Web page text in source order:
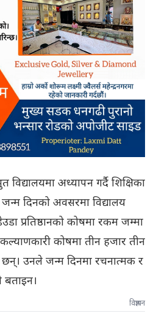
अध्यापन गर्दै शिक्षिका
दिनको अवसरमा विद्यालय
प्रतिष्ठानको कोषमा रकम जम्मा
कोषमा तीन हजार तीन
उनले जन्म दिनमा रचनात्मक र
बताइन।
विज्ञापन